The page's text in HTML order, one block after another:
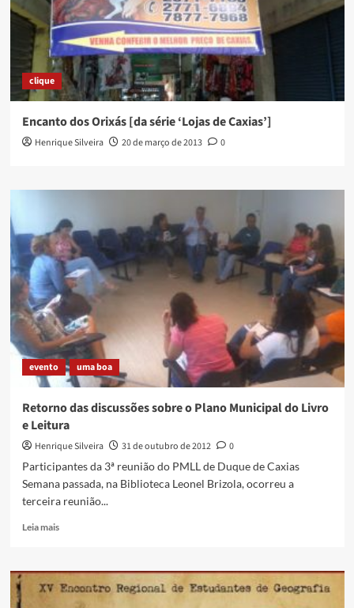
Leitura
clique
Encanto dos Orixás [da série ‘Lojas de Caxias’]
Henrique Silveira 20 de março de 2013 0
evento uma boa
Retorno das discussões sobre o Plano Municipal do Livro
e Leitura
Henrique Silveira 31 de outubro de 2012
0
Participantes da 3ª reunião do PMLL de Duque de Caxias
Semana passada, na Biblioteca Leonel Brizola, ocorreu a
terceira reunião...
Leia maisRead
Retorno
das
discussões